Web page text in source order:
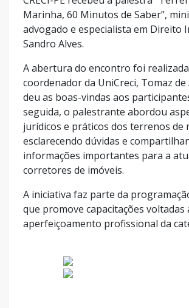
Marinha, 60 Minutos de Saber”,
advogado e especialista em Direito
Sandro Alves.
A abertura do encontro foi
coordenador da UniCreci, Tomaz de
deu as boas-vindas aos
seguida, o palestrante abordou
jurídicos e práticos dos terrenos de
esclarecendo dúvidas e
informações importantes para a
corretores de imóveis.
A iniciativa faz parte da
que promove capacitações voltadas
aperfeiçoamento profissional da